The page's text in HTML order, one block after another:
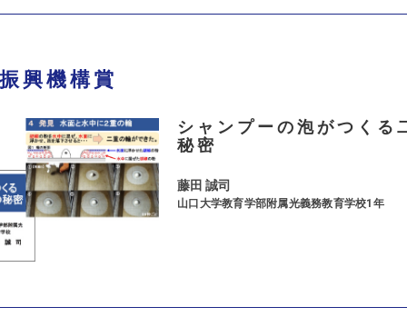
興機構賞
シャンプーの泡がつくる
秘密
藤田 誠司
山口大学教育学部附属光義務教育学校1年